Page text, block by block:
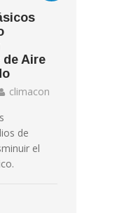
Aire
climacon
de
el